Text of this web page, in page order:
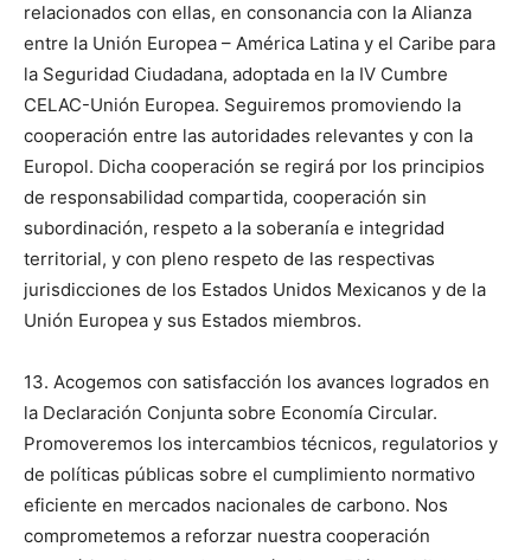
relacionados con ellas, en consonancia con la Alianza
entre la Unión Europea – América Latina y el Caribe para
la Seguridad Ciudadana, adoptada en la IV Cumbre
CELAC-Unión Europea. Seguiremos promoviendo la
cooperación entre las autoridades relevantes y con la
Europol. Dicha cooperación se regirá por los principios
de responsabilidad compartida, cooperación sin
subordinación, respeto a la soberanía e integridad
territorial, y con pleno respeto de las respectivas
jurisdicciones de los Estados Unidos Mexicanos y de la
Unión Europea y sus Estados miembros.
13. Acogemos con satisfacción los avances logrados en
la Declaración Conjunta sobre Economía Circular.
Promoveremos los intercambios técnicos, regulatorios y
de políticas públicas sobre el cumplimiento normativo
eficiente en mercados nacionales de carbono. Nos
comprometemos a reforzar nuestra cooperación